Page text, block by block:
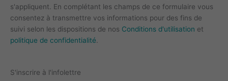
s'appliquent. En complétant les champs de ce formulaire vous
consentez à transmettre vos informations pour des fins de
suivi selon les dispositions de nos Conditions d'utilisation et
politique de confidentialité
S'inscrire à l'infolettre